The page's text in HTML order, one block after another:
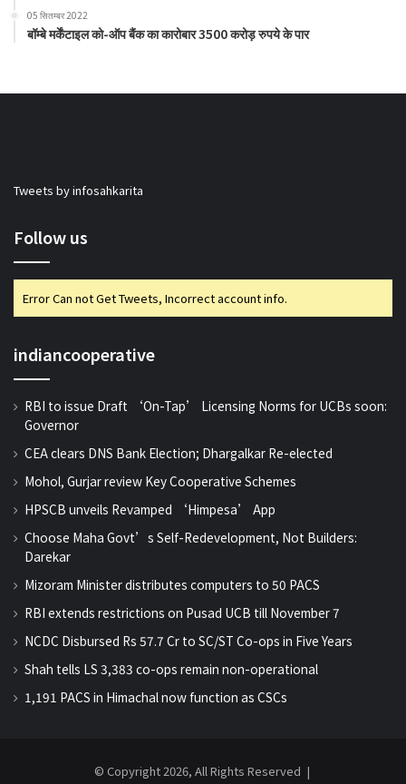
05 सितम्बर 2022
बॉम्बे मर्केंटाइल को-ऑप बैंक का कारोबार 3500 करोड़ रुपये के पार
Tweets by infosahkarita
Follow us
Error Can not Get Tweets, Incorrect account info.
indiancooperative
RBI to issue Draft ‘On-Tap’ Licensing Norms for UCBs soon:
Governor
CEA clears DNS Bank Election; Dhargalkar Re-elected
Mohol, Gurjar review Key Cooperative Schemes
HPSCB unveils Revamped ‘Himpesa’ App
Choose Maha Govt’s Self-Redevelopment, Not Builders:
Darekar
Mizoram Minister distributes computers to 50 PACS
RBI extends restrictions on Pusad UCB till November 7
NCDC Disbursed Rs 57.7 Cr to SC/ST Co-ops in Five Years
Shah tells LS 3,383 co-ops remain non-operational
1,191 PACS in Himachal now function as CSCs
© Copyright 2026, All Rights Reserved |